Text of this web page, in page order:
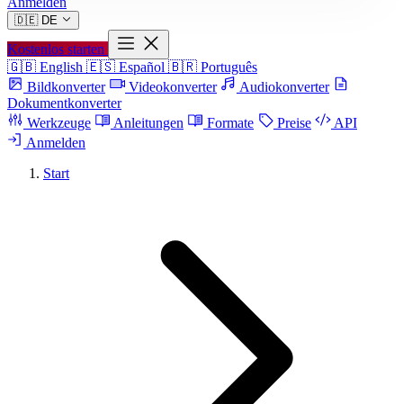
🇩🇪 DE
Kostenlos starten
🇬🇧 English 🇪🇸 Español 🇧🇷 Português
Bildkonverter
Videokonverter
Audiokonverter
Dokumentkonverter
Werkzeuge
Anleitungen Formate Preise
API
Anmelden
Start